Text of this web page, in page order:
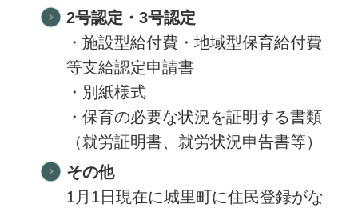
2号認定・3号認定
・施設型給付費・地域型保育給付費
等支給認定申請書
・別紙様式
・保育の必要な状況を証明する書類
（就労証明書、就労状況申告書等）
その他
1月1日現在に城里町に住民登録がな